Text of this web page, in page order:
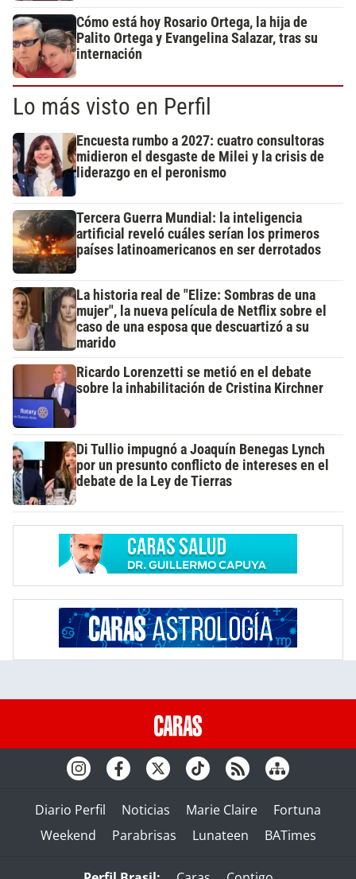
Cómo está hoy Rosario Ortega, la hija de
Palito Ortega y Evangelina Salazar, tras su
internación
Lo más visto en Perfil
Encuesta rumbo a 2027: cuatro consultoras
midieron el desgaste de Milei y la crisis de
liderazgo en el peronismo
Tercera Guerra Mundial: la inteligencia
artificial reveló cuáles serían los primeros
países latinoamericanos en ser derrotados
La historia real de "Elize: Sombras de una
mujer", la nueva película de Netflix sobre el
caso de una esposa que descuartizó a su
marido
Ricardo Lorenzetti se metió en el debate
sobre la inhabilitación de Cristina Kirchner
Di Tullio impugnó a Joaquín Benegas Lynch
por un presunto conflicto de intereses en el
debate de la Ley de Tierras
Diario Perfil Noticias Marie Claire
Fortuna
Weekend
Parabrisas Lunateen BATimes